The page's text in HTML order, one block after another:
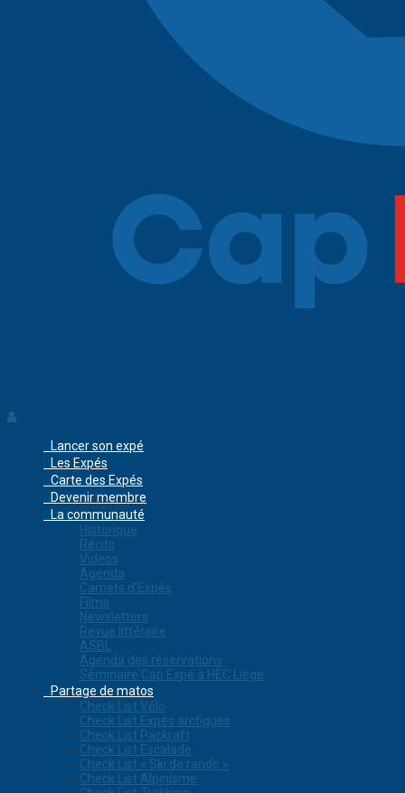
Lancer son expé
Les Expés
Carte des Expés
Devenir membre
La communauté
Historique
Récits
Videos
Agenda
Carnets d’Expés
Films
Newsletters
Revue littéraire
ASBL
Agenda des réservations
Séminaire Cap Expé à HEC Liège
Partage de matos
Check List Vélo
Check List Expés arctiques
Check List Packraft
Check List Escalade
Check List « Ski de rando »
Check List Alpinisme